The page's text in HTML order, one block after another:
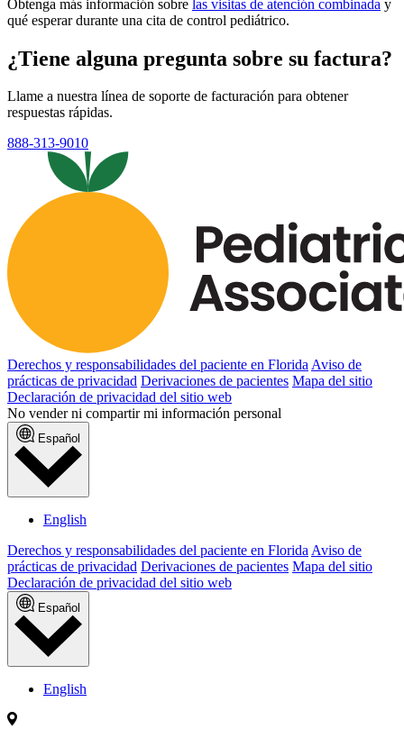
Obtenga más información sobre las visitas de atención combinada y
qué esperar durante una cita de control pediátrico.
¿Tiene alguna pregunta sobre su factura?
Llame a nuestra línea de soporte de facturación para obtener
respuestas rápidas.
888-313-9010
Derechos y responsabilidades del paciente en FloridaAviso de
prácticas de privacidad Derivaciones de pacientes Mapa del sitio
Declaración de privacidad del sitio web
No vender ni compartir mi información personal
Español
English
Derechos y responsabilidades del paciente en Florida Aviso de
prácticas de privacidad Derivaciones de pacientes Mapa del sitio
Declaración de privacidad del sitio web
Español
English